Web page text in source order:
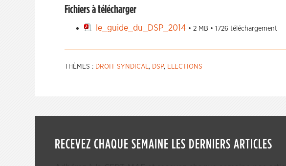
Fichiers à télécharger
le_guide_du_DSP_2014 • 2 MB • 1726 téléchargement
THÈMES : DROIT SYNDICAL, DSP, ELECTIONS
RECEVEZ CHAQUE SEMAINE LES DERNIERS ARTICLES